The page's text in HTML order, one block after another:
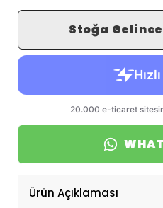
Stoğa
Ürün Açıklaması